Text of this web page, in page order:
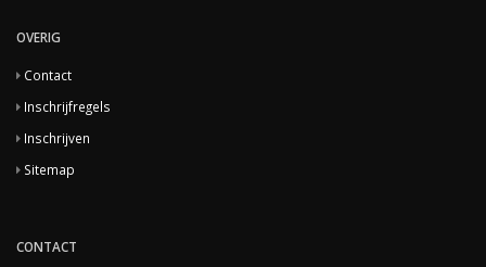
OVERIG
Contact
Inschrijfregels
Inschrijven
Sitemap
CONTACT